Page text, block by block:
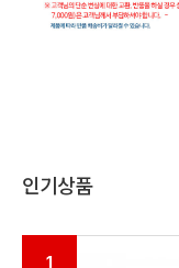
인기상품
1